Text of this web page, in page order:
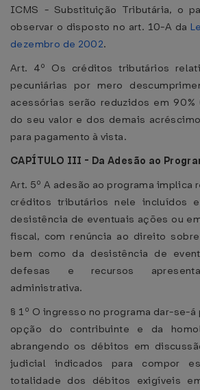
ICMS - Substituição Tributária, o
observar o disposto no art. 10-A da
dezembro de 2002.
Art. 4º Os créditos tributários
pecuniárias por mero
acessórias serão reduzidos em 90%
do seu valor e dos demais
para pagamento à vista.
CAPÍTULO III - Da Adesão ao
Art. 5º A adesão ao programa implica
créditos tributários nele incluídos
desistência de eventuais ações ou
fiscal, com renúncia ao direito
bem como da desistência de
defesas e recursos
administrativa.
§ 1º O ingresso no programa dar-se-
opção do contribuinte e da
abrangendo os débitos em
judicial indicados para compor
totalidade dos débitos exigíveis